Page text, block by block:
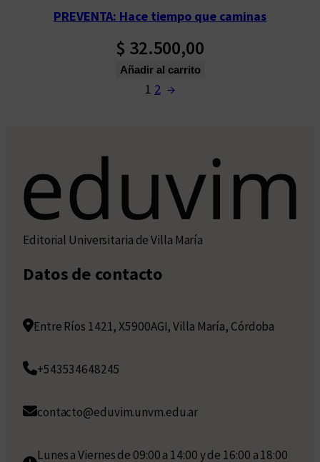
PREVENTA: Hace tiempo que caminas
$ 32.500,00
Añadir al carrito
1 2 →
Editorial Universitaria de Villa María
Datos de contacto
Entre Ríos 1421, X5900AGI, Villa María, Córdoba
+543534648245
contacto@eduvim.unvm.edu.ar
Lunes a Viernes de 09:00 a 14:00 y de 16:00 a 18:00